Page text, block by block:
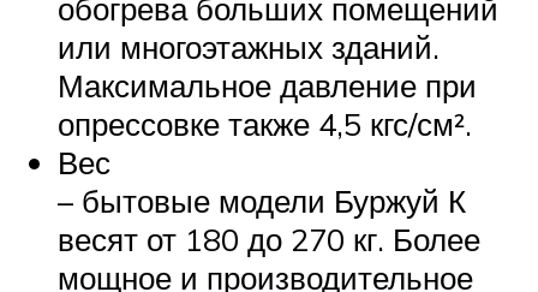
обогрева больших помещений
или многоэтажных зданий.
Максимальное давление при
опрессовке также 4,5 кгс/см².
Вес
– бытовые модели Буржуй К
весят от 180 до 270 кг. Более
мощное и производительное